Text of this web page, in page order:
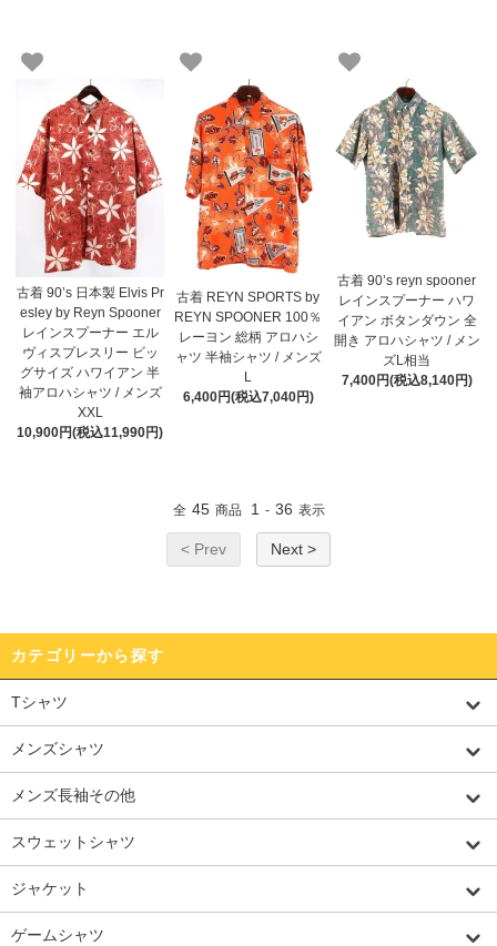
古着 90’s 日本製 Elvis Pr
esley by Reyn Spooner
レインスプーナー エル
ヴィスプレスリー ビッ
グサイズ ハワイアン 半
袖アロハシャツ / メンズ
XXL
10,900円(税込11,990円)
古着 REYN SPORTS by
REYN SPOONER 100％
レーヨン 総柄 アロハシ
ャツ 半袖シャツ / メンズ
L
6,400円(税込7,040円)
古着 90’s reyn spooner
レインスプーナー ハワ
イアン ボタンダウン 全
開き アロハシャツ / メン
ズL相当
7,400円(税込8,140円)
全 45 商品 1 - 36 表示
< Prev Next >
カテゴリーから探す
Tシャツ
メンズシャツ
メンズ長袖その他
スウェットシャツ
ジャケット
ゲームシャツ